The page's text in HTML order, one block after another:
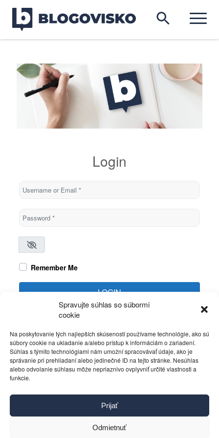
Spravujte súhlas so súbormi
cookie
Na poskytovanie tých najlepších skúseností používame technológie, ako sú
súbory cookie na ukladanie a/alebo prístup k informáciám o zariadení.
Súhlas s týmito technológiami nám umožní spracovávať údaje, ako je
správanie pri prehliadaní alebo jedinečné ID na tejto stránke. Nesúhlas
alebo odvolanie súhlasu môže nepriaznivo ovplyvniť určité vlastnosti a
funkcie.
Prijať
Odmietnuť
Login
Username or Email
Password*
Remember Me
LOGIN
Kontakt
Pravidlá používania